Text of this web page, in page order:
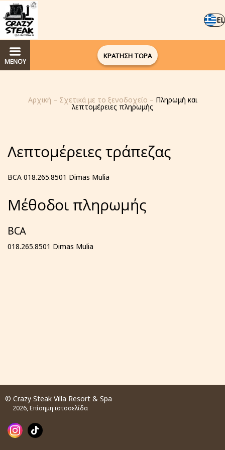
EL
ΜΕΝΟΥ
ΚΡΑΤΗΣΗ ΤΩΡΑ
Αρχική – Σχετικά με το ξενοδοχείο – Πληρωμή και
λεπτομέρειες πληρωμής
Λεπτομέρειες τράπεζας
BCA 018.265.8501 Dimas Mulia
Μέθοδοι πληρωμής
BCA
018.265.8501 Dimas Mulia
© Crazy Steak Villa Resort & Spa
2026, Επίσημη ιστοσελίδα